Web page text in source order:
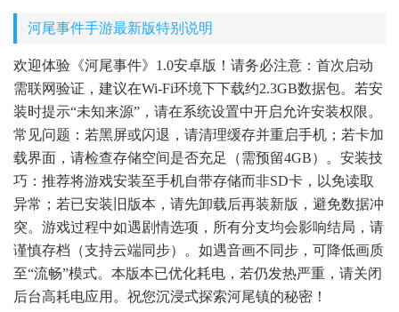
河尾事件手游最新版特别说明
欢迎体验《河尾事件》1.0安卓版！请务必注意：首次启动
需联网验证，建议在Wi-Fi环境下下载约2.3GB数据包。若安
装时提示“未知来源”，请在系统设置中开启允许安装权限。
常见问题：若黑屏或闪退，请清理缓存并重启手机；若卡加
载界面，请检查存储空间是否充足（需预留4GB）。安装技
巧：推荐将游戏安装至手机自带存储而非SD卡，以免读取
异常；若已安装旧版本，请先卸载后再装新版，避免数据冲
突。游戏过程中如遇剧情选项，所有分支均会影响结局，请
谨慎存档（支持云端同步）。如遇音画不同步，可降低画质
至“流畅”模式。本版本已优化耗电，若仍发热严重，请关闭
后台高耗电应用。祝您沉浸式探索河尾镇的秘密！